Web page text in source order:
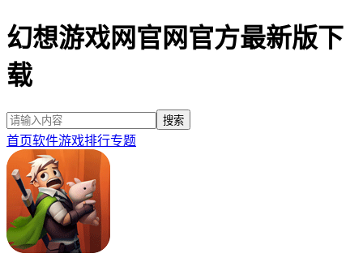
幻想游戏网官网官方最新版下
载
首页软件游戏排行专题